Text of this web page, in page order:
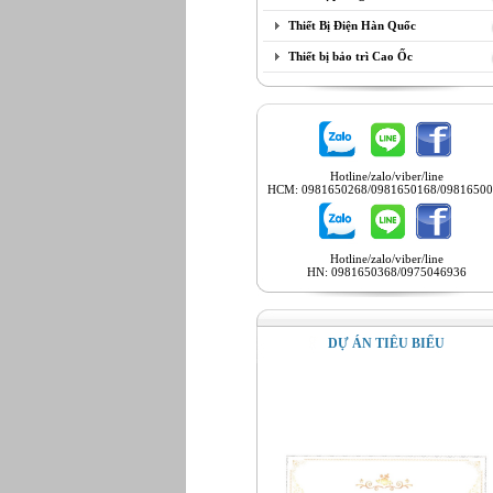
Thiết Bị Điện Hàn Quốc
Thiết bị bảo trì Cao Ốc
Hotline/zalo/viber/line
HCM: 0981650268/0981650168/
Hotline/zalo/viber/line
HN: 0981650368/0975046936
DỰ ÁN TIÊU BIỂU